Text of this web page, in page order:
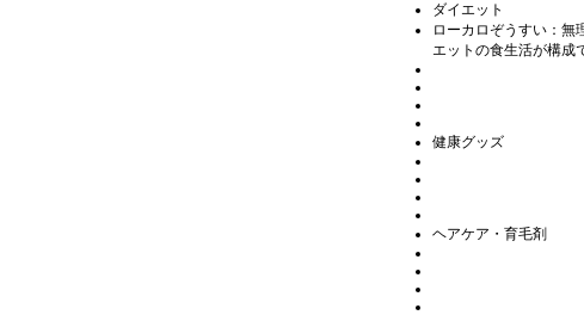
ダイエット
ローカロぞうすい：無
エットの食生活が構成
健康グッズ
ヘアケア・育毛剤